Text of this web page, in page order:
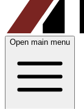
Open main menu